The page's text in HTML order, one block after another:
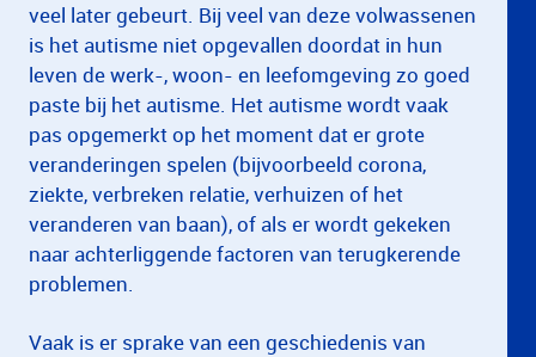
veel later gebeurt. Bij veel van deze volwassenen
is het autisme niet opgevallen doordat in hun
leven de werk-, woon- en leefomgeving zo goed
paste bij het autisme. Het autisme wordt vaak
pas opgemerkt op het moment dat er grote
veranderingen spelen (bijvoorbeeld corona,
ziekte, verbreken relatie, verhuizen of het
veranderen van baan), of als er wordt gekeken
naar achterliggende factoren van terugkerende
problemen.
Vaak is er sprake van een geschiedenis van